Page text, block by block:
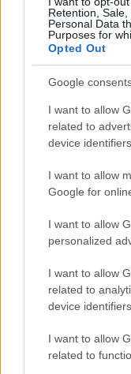
Retention,
Personal Data
Purposes for
Opted Out
Google
I want to allow
related to
device
I want to allow
Google for
I want to allow
personalized
I want to allow
related to
device
I want to allow
related to
Paolo
I
I nostri